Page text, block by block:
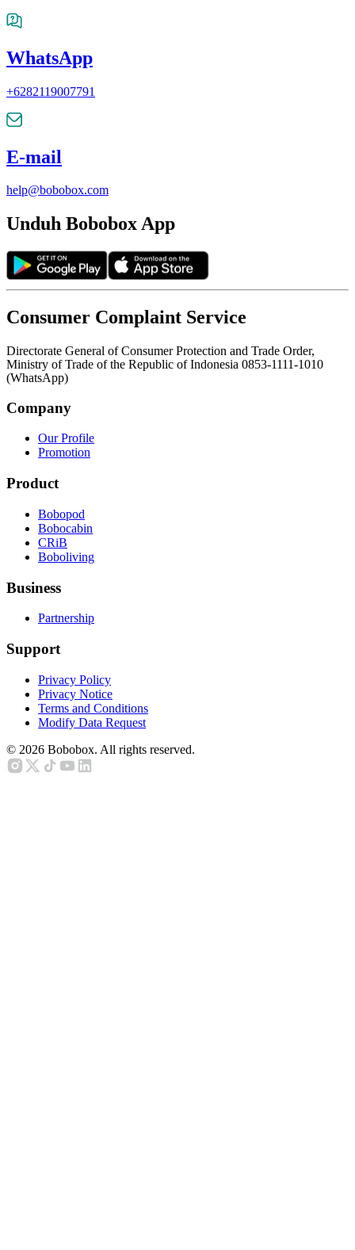
WhatsApp
+6282119007791
E-mail
help@bobobox.com
Unduh Bobobox App
Consumer Complaint Service
Directorate General of Consumer Protection and Trade Order,
Ministry of Trade of the Republic of Indonesia 0853-1111-1010
(WhatsApp)
Company
Our Profile
Promotion
Product
Bobopod
Bobocabin
CRiB
Boboliving
Business
Partnership
Support
Privacy Policy
Privacy Notice
Terms and Conditions
Modify Data Request
© 2026 Bobobox. All rights reserved.